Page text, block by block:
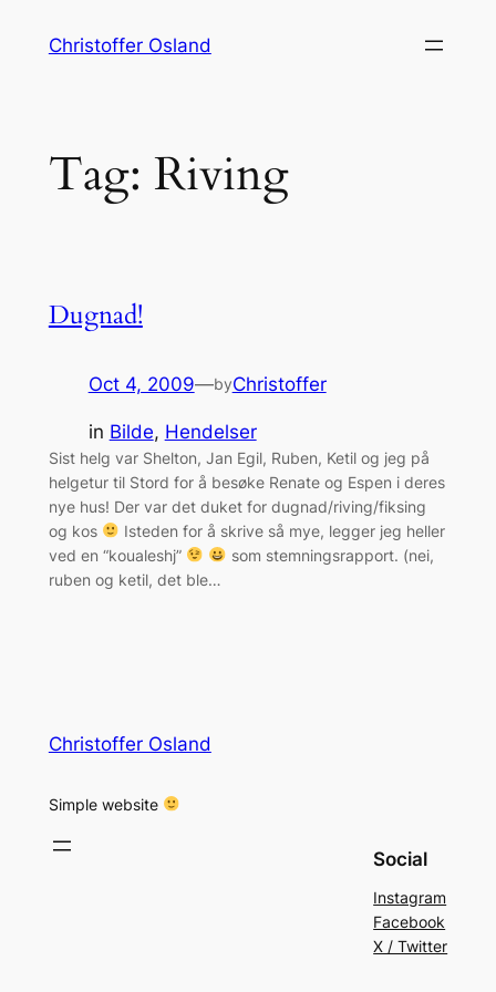
Christoffer Osland
Tag: Riving
Dugnad!
Oct 4, 2009—byChristoffer
in Bilde, Hendelser
Sist helg var Shelton, Jan Egil, Ruben, Ketil og jeg på
helgetur til Stord for å besøke Renate og Espen i deres
nye hus! Der var det duket for dugnad/riving/fiksing
og kos
Isteden for å skrive så mye, legger jeg heller
ved en “koualeshj”
som stemningsrapport. (nei,
ruben og ketil, det ble…
Christoffer Osland
Simple website
Social
Instagram
Facebook
X / Twitter